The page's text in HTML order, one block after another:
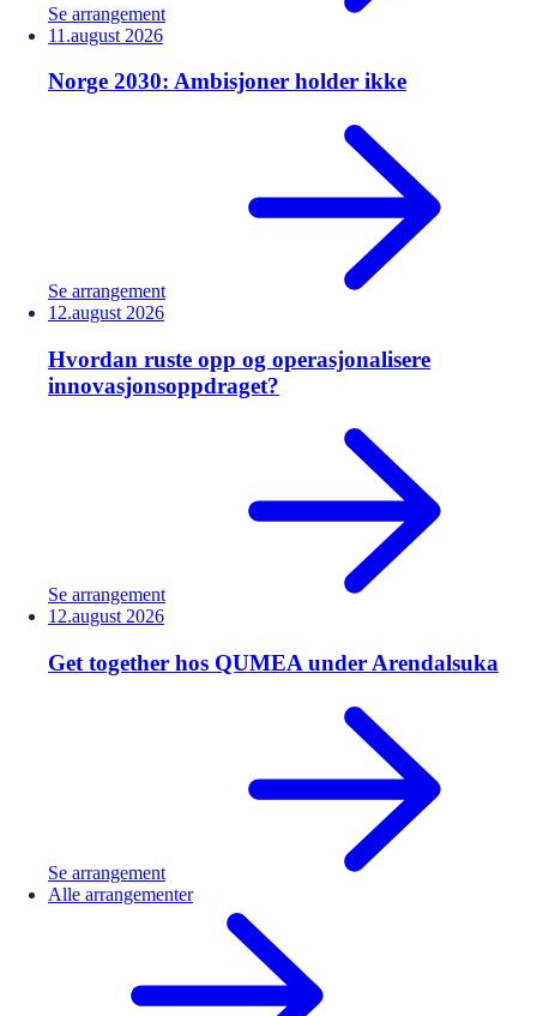
Se arrangement
11.august 2026
Norge 2030: Ambisjoner holder ikke
Se arrangement
12.august 2026
Hvordan ruste opp og operasjonalisere
innovasjonsoppdraget?
Se arrangement
12.august 2026
Get together hos QUMEA under Arendalsuka
Se arrangement
Alle arrangementer